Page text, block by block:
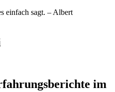
einfach sagt. – Albert
im